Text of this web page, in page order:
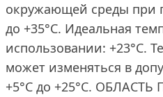
окружающей среды при
до +35°C. Идеальная
использовании: +23°С.
может изменяться в
+5°С до +25°С.